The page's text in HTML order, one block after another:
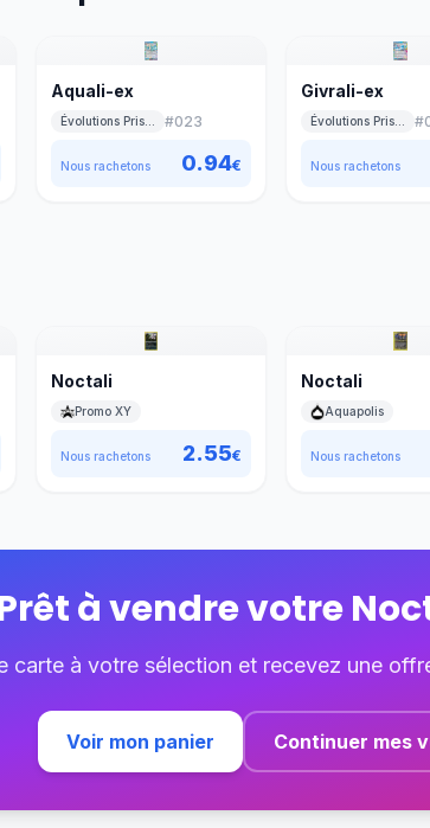
Aquali-ex
#023
Nous rachetons 0.94€
Givrali-ex
Évolutions Prismatiques #
Nous rachetons
Noctali
Promo XY
Nous rachetons 2.55€
Noctali
Aquapolis
Nous rachetons
à vendre votre
carte à votre sélection et recevez une
Voir mon panier Continuer mes